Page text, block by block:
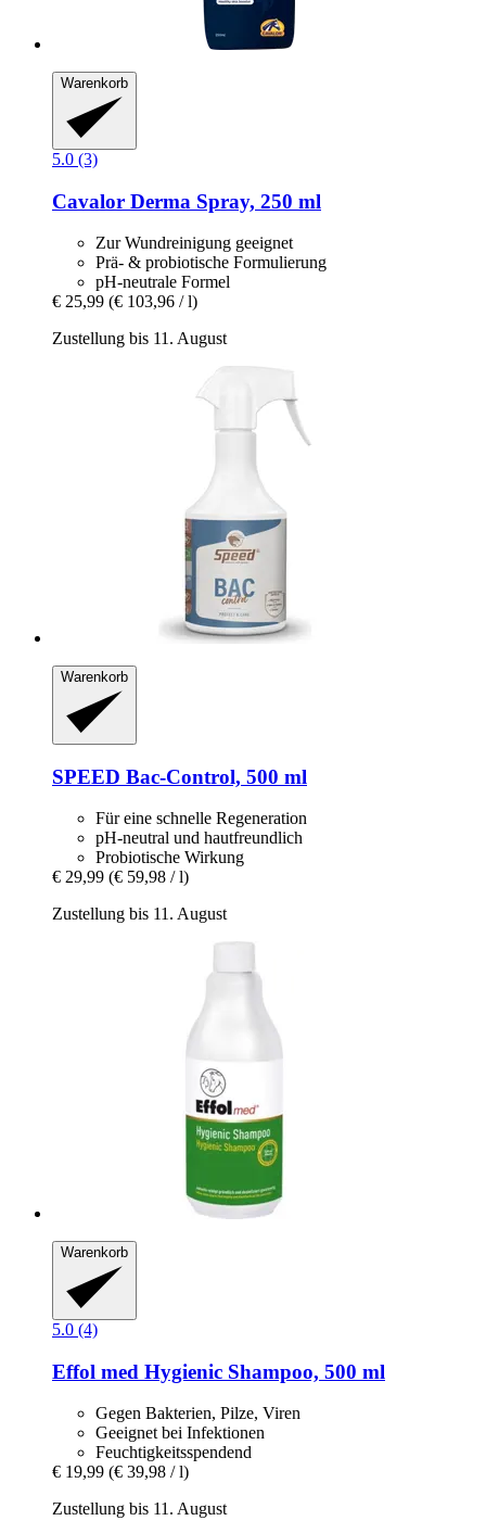
Warenkorb
5.0 (3)
Cavalor Derma Spray, 250 ml
Zur Wundreinigung geeignet
Prä- & probiotische Formulierung
pH-neutrale Formel
€ 25,99 (€ 103,96 / l)
Zustellung bis 11. August
Warenkorb
SPEED Bac-​Control, 500 ml
Für eine schnelle Regeneration
pH-neutral und hautfreundlich
Probiotische Wirkung
€ 29,99 (€ 59,98 / l)
Zustellung bis 11. August
Warenkorb
5.0 (4)
Effol med Hygienic Shampoo, 500 ml
Gegen Bakterien, Pilze, Viren
Geeignet bei Infektionen
Feuchtigkeitsspendend
€ 19,99 (€ 39,98 / l)
Zustellung bis 11. August